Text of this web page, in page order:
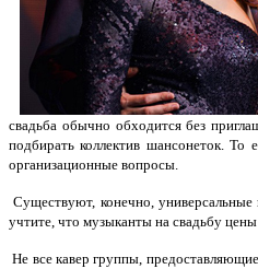
свадьба обычно обходится без
подбирать коллектив шансонеток.
организационные вопросы.
Существуют, конечно,
учтите, что музыканты на свадьбу
Не все кавер группы,